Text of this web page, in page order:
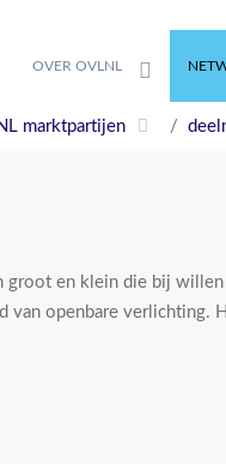
OVER OVLNL
marktpartijen
en klein die bij willen
van openbare verlichting.